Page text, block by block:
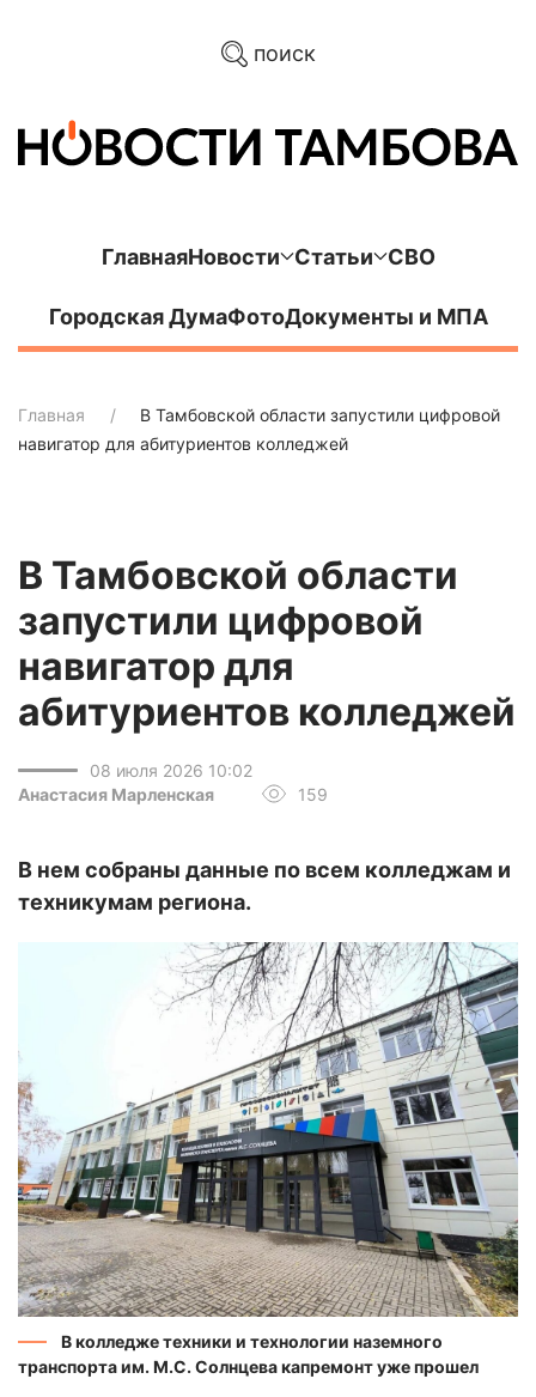
поиск
ГлавнаяНовости Статьи СВО
Городская ДумаФотоДокументы и МПА
Главная
В Тамбовской области запустили цифровой
навигатор для абитуриентов колледжей
В Тамбовской области
запустили цифровой
навигатор для
абитуриентов колледжей
08 июля 2026 10:02
Анастасия Марленская
159
В нем собраны данные по всем колледжам и
техникумам региона.
В колледже техники и технологии наземного
транспорта им. М.С. Солнцева капремонт уже прошел